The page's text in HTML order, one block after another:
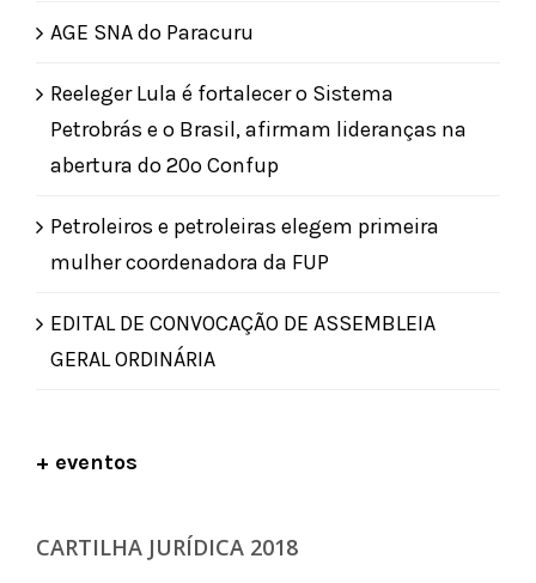
AGE SNA do Paracuru
Reeleger Lula é fortalecer o Sistema
Petrobrás e o Brasil, afirmam lideranças na
abertura do 20º Confup
Petroleiros e petroleiras elegem primeira
mulher coordenadora da FUP
EDITAL DE CONVOCAÇÃO DE ASSEMBLEIA
GERAL ORDINÁRIA
+ eventos
CARTILHA JURÍDICA 2018